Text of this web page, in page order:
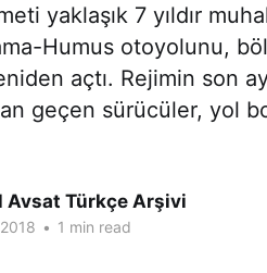
yaklaşık 7 yıldır
Humus otoyolunu,
açtı. Rejimin son
geçen sürücüler, yol
Avsat Türkçe Arşivi
• 1 min read